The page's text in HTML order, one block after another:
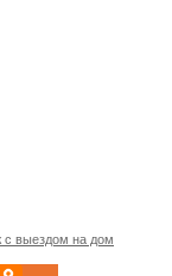
с выездом на дом